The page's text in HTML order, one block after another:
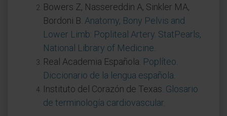
Bowers Z, Nassereddin A, Sinkler MA,
Bordoni B. Anatomy, Bony Pelvis and
Lower Limb: Popliteal Artery. StatPearls,
National Library of Medicine
Real Academia Española. Poplíteo.
Diccionario de la lengua española
Instituto del Corazón de Texas. Glosario
de terminología cardiovascular